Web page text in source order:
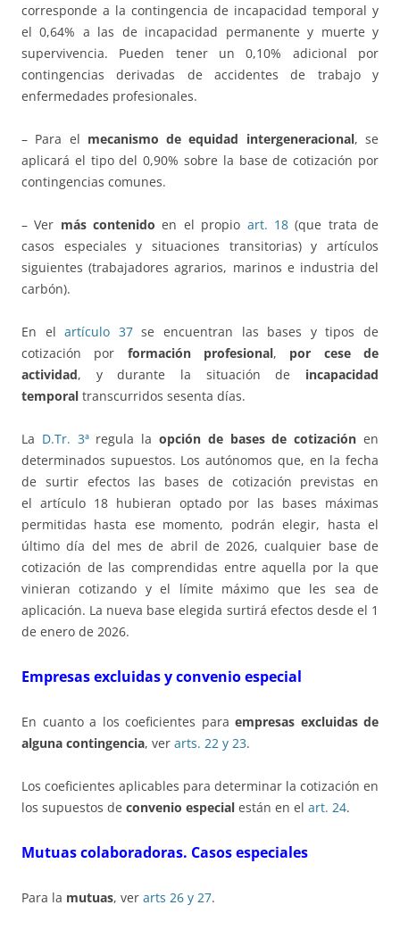
corresponde a la contingencia de incapacidad temporal y
el 0,64% a las de incapacidad permanente y muerte y
supervivencia. Pueden tener un 0,10% adicional por
contingencias derivadas de accidentes de trabajo y
enfermedades profesionales.
– Para el mecanismo de equidad intergeneracional, se
aplicará el tipo del 0,90% sobre la base de cotización por
contingencias comunes.
– Ver más contenido en el propio art. 18(que trata de
casos especiales y situaciones transitorias) y artículos
siguientes (trabajadores agrarios, marinos e industria del
carbón).
En elartículo 37se encuentran las bases y tipos de
cotización por formación profesional, por cese de
actividad, y durante la situación de incapacidad
temporal transcurridos sesenta días.
La D.Tr. 3ª regula laopción de bases de cotización en
determinados supuestos. Los autónomos que, en la fecha
de surtir efectos las bases de cotización previstas en
el artículo 18 hubieran optado por las bases máximas
permitidas hasta ese momento, podrán elegir, hasta el
último día del mes de abril de 2026, cualquier base de
cotización de las comprendidas entre aquella por la que
vinieran cotizando y el límite máximo que les sea de
aplicación. La nueva base elegida surtirá efectos desde el 1
de enero de 2026.
Empresas excluidas y convenio especial
En cuanto a los coeficientes para empresas excluidas de
alguna contingencia, ver arts. 22 y 23.
Los coeficientes aplicables para determinar la cotización en
los supuestos de convenio especial están en el art. 24.
Mutuas colaboradoras. Casos especiales
Para la mutuas, ver arts 26 y 27.